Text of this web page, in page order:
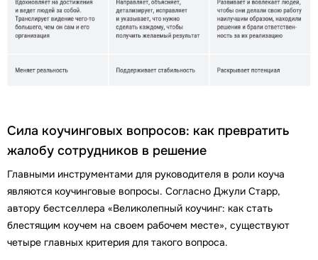
Сила коучинговых вопросов: как превратить
жалобу сотрудников в решение
Главными инструментами для руководителя в роли коуча
являются коучинговые вопросы. Согласно Джули Старр,
автору бестселлера «Великолепный коучинг: как стать
блестящим коучем на своем рабочем месте», существуют
четыре главных критерия для такого вопроса.